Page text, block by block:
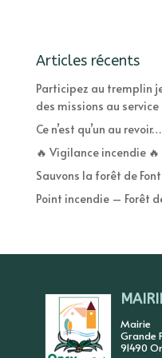
Articles récents
Participez au tremplin
des missions au
Ce n’est qu’un au revoir…
🔥 Vigilance incendie 🔥
Sauvons la forêt de
Point incendie – Forêt
Mairie
Grande
91490